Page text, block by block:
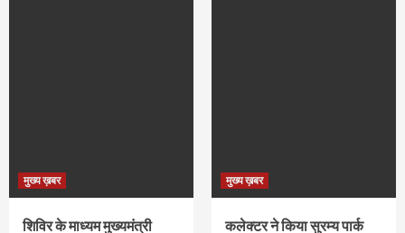
मुख्य ख़बर
शिविर के माध्यम मुख्यमंत्री
मुख्य ख़बर
कलेक्टर ने किया सुरम्य पार्क